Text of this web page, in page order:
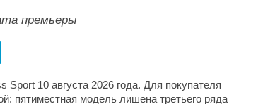
премьеры
Sport 10 августа 2026 года. Для покупателя
пятиместная модель лишена третьего ряда